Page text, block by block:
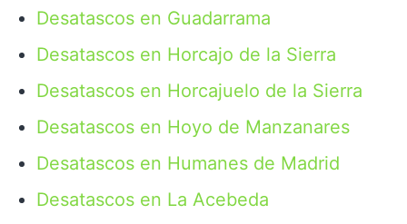
Desatascos en Guadarrama
Desatascos en Horcajo de la Sierra
Desatascos en Horcajuelo de la Sierra
Desatascos en Hoyo de Manzanares
Desatascos en Humanes de Madrid
Desatascos en La Acebeda